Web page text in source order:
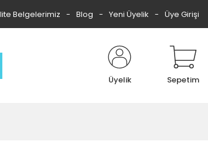
Belgelerimiz Blog Yeni Üyelik Üye Girişi
Üyelik Sepetim